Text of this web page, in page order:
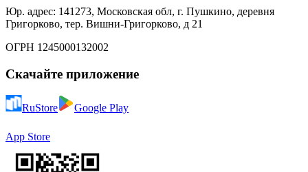
Юр. адрес: 141273, Московская обл, г. Пушкино, деревня
Григорково, тер. Вишни-Григорково, д 21
ОГРН 1245000132002
Скачайте приложение
RuStore Google Play
App Store